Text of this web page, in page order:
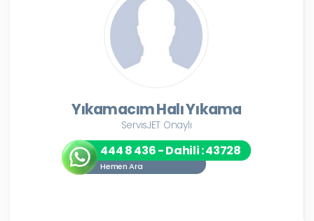
Yıkamacım Halı Yıkama
ServisJET Onaylı
444 8 436 - Dahili : 43728
Hemen Ara